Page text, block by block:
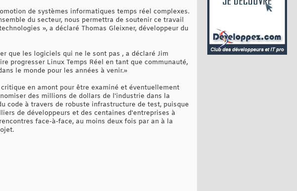
de systèmes informatiques temps réel complexes.
du secteur, nous permettra de soutenir ce travail
», a déclaré Thomas Gleixner, développeur du
que les logiciels qui ne le sont pas , a déclaré Jim
progresser Linux Temps Réel en tant que communauté,
le monde pour les années à venir.»
en amont pour être examiné et éventuellement
des millions de dollars de l'industrie dans la
code à travers de robuste infrastructure de test, puisque
de développeurs et des centaines d'entreprises à
face-à-face, au moins deux fois par an à la